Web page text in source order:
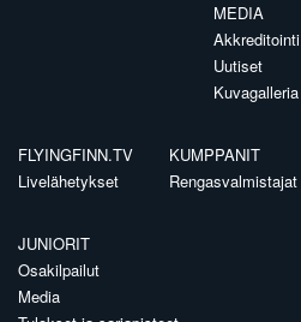
MEDIA
Akkreditointi
Uutiset
Kuvagalleria
FLYINGFINN.TV
Livelähetykset
KUMPPANIT
Rengasvalmistajat
JUNIORIT
Osakilpailut
Media